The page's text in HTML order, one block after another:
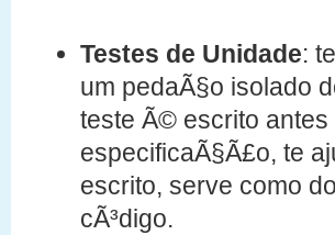
Testes de Unidade:
um pedaÃ§o isolado
teste Ã© escrito antes
especificaÃ§Ã£o, te
escrito, serve como
cÃ³digo.